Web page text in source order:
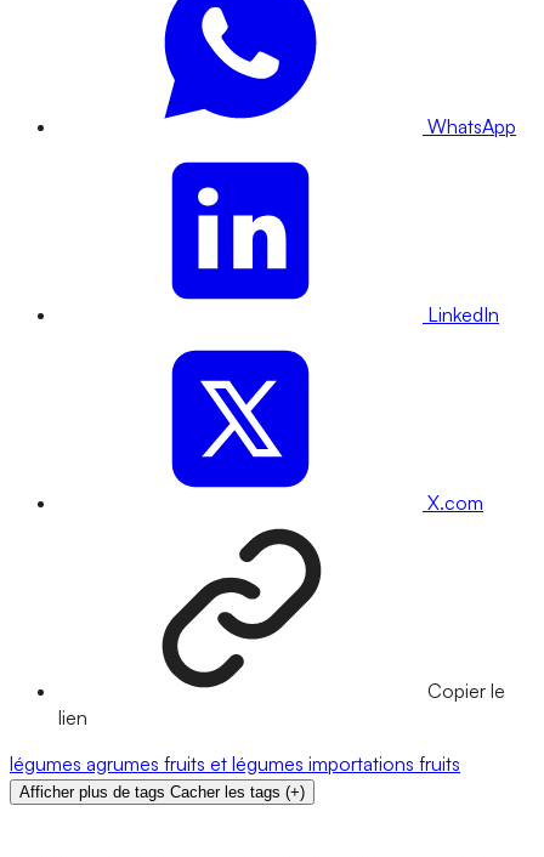
WhatsApp
LinkedIn
X.com
Copier le
lien
légumes agrumes fruits et légumes importations fruits
Afficher plus de tags Cacher les tags (+)